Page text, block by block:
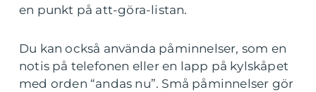
en punkt på att-göra-listan.
Du kan också använda påminnelser, som en
notis på telefonen eller en lapp på kylskåpet
med orden “andas nu”. Små påminnelser gör